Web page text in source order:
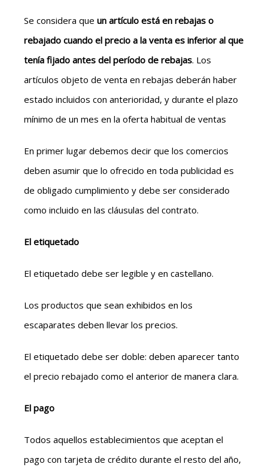
Se considera que un artículo está en rebajas o
rebajado cuando el precio a la venta es inferior al que
tenía fijado antes del período de rebajas. Los
artículos objeto de venta en rebajas deberán haber
estado incluidos con anterioridad, y durante el plazo
mínimo de un mes en la oferta habitual de ventas
En primer lugar debemos decir que los comercios
deben asumir que lo ofrecido en toda publicidad es
de obligado cumplimiento y debe ser considerado
como incluido en las cláusulas del contrato.
El etiquetado
El etiquetado debe ser legible y en castellano.
Los productos que sean exhibidos en los
escaparates deben llevar los precios.
El etiquetado debe ser doble: deben aparecer tanto
el precio rebajado como el anterior de manera clara.
El pago
Todos aquellos establecimientos que aceptan el
pago con tarjeta de crédito durante el resto del año,